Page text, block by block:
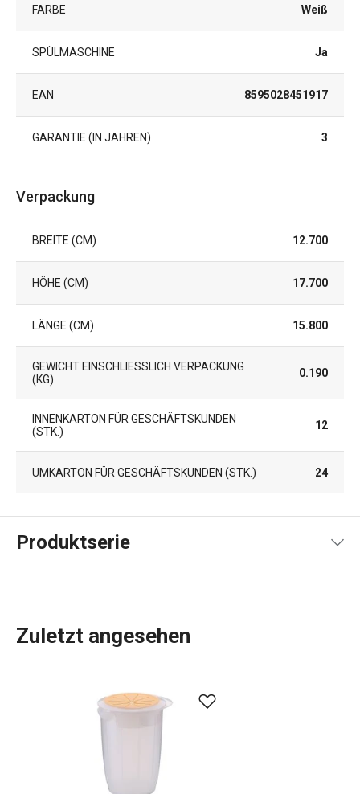
FARBE Weiß
SPÜLMASCHINE Ja
EAN 8595028451917
GARANTIE (IN JAHREN) 3
Verpackung
BREITE (CM) 12.700
HÖHE (CM) 17.700
LÄNGE (CM) 15.800
GEWICHT EINSCHLIESSLICH VERPACKUNG (
KG)
0.190
INNENKARTON FÜR GESCHÄFTSKUNDEN
(STK.)
12
UMKARTON FÜR GESCHÄFTSKUNDEN (STK.) 24
Produktserie
erleichtern? In der DELÍCIA-Produktpalette ist für jeden,
der backt, etwas dabei:
Backbleche
Backformen
in allen Formen, Größen und
Kuchenformen
Dutzende verschiedene
Backwerkzeuge
Zuletzt angesehen